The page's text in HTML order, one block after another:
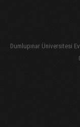
Dumlupınar Üniversitesi